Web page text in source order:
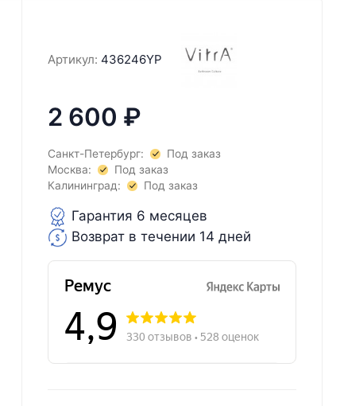
Артикул: 436246YP
2 600 ₽
Санкт-Петербург:
Под заказ
Москва:
Под заказ
Калининград:
Под заказ
Гарантия 6 месяцев
Возврат в течении 14 дней